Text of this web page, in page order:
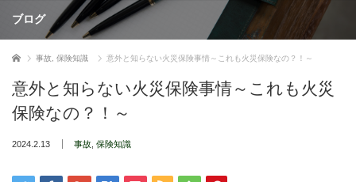
ブログ
ホーム 事故 保険知識 意外と知らない火災保険事情～これも火災保険なの？！～
意外と知らない火災保険事情～これも火災
保険なの？！～
2024.2.13 事故 保険知識